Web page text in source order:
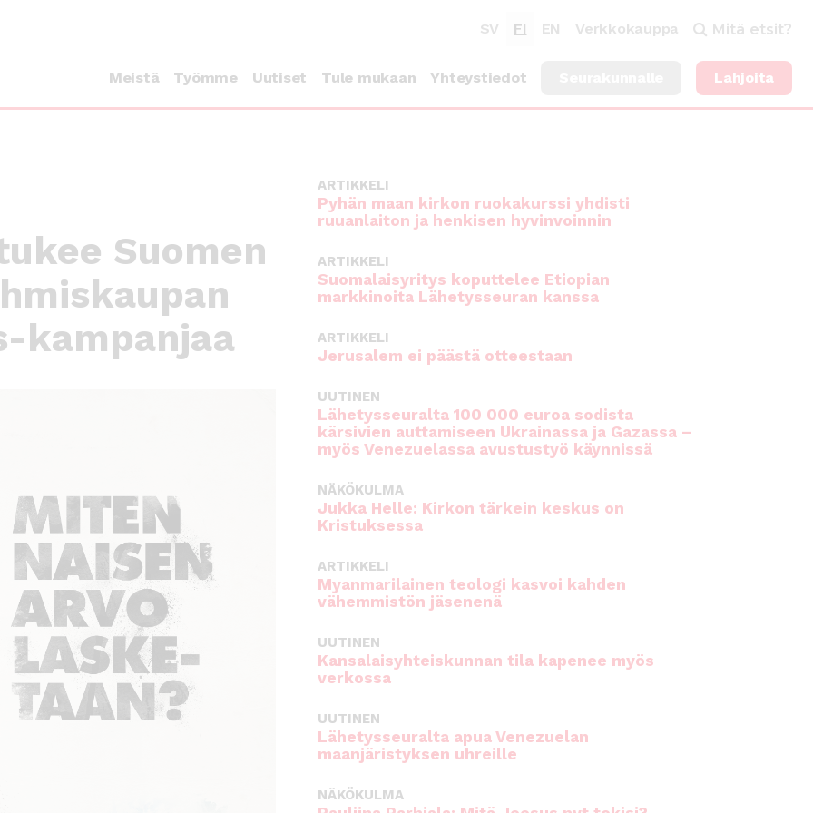
SV FI EN Verkkokauppa Mitä etsit?
Meistä Työmme Uutiset Tule mukaan Yhteystiedot Lahjoita
Suomen
kampanjaa
ARTIKKELI
Pyhän maan kirkon ruokakurssi yhdisti
ruuanlaiton ja henkisen hyvinvoinnin
ARTIKKELI
Suomalaisyritys koputtelee Etiopian
markkinoita Lähetysseuran kanssa
ARTIKKELI
Jerusalem ei päästä otteestaan
UUTINEN
Lähetysseuralta 100 000 euroa sodista
kärsivien auttamiseen Ukrainassa ja Gazassa –
myös Venezuelassa avustustyö käynnissä
NÄKÖKULMA
Jukka Helle: Kirkon tärkein keskus on
Kristuksessa
ARTIKKELI
Myanmarilainen teologi kasvoi kahden
vähemmistön jäsenenä
UUTINEN
Kansalaisyhteiskunnan tila kapenee myös
verkossa
UUTINEN
Lähetysseuralta apua Venezuelan
maanjäristyksen uhreille
NÄKÖKULMA